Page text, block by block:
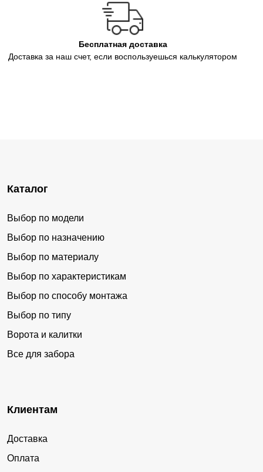
Бесплатная доставка
Доставка за наш счет, если воспользуешься калькулятором
Каталог
Выбор по модели
Выбор по назначению
Выбор по материалу
Выбор по характеристикам
Выбор по способу монтажа
Выбор по типу
Ворота и калитки
Все для забора
Клиентам
Доставка
Оплата